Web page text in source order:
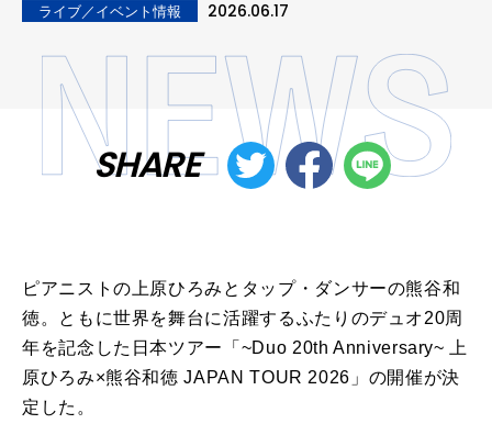
ライブ／イベント情報 2026.06.17
SHARE
ピアニストの上原ひろみとタップ・ダンサーの熊谷和
徳。ともに世界を舞台に活躍するふたりのデュオ20周
年を記念した日本ツアー「~Duo 20th Anniversary~ 上
原ひろみ×熊谷和徳 JAPAN TOUR 2026」の開催が決
定した。